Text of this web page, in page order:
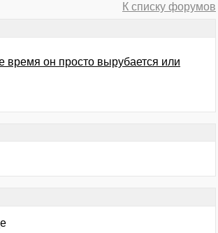
К списку форумов
он просто вырубается или